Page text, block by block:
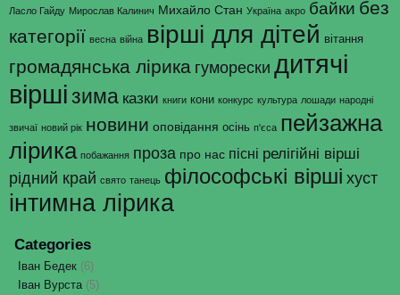
Ласло Гайду Мирослав Калинич Михайло Стан Україна акро байки без
категорії весна війна вірші для дітей вітання
громадянська лірика гуморески дитячі
віршізима казки книги кони конкурс культура лошади народні
звичаї новий рік новини оповідання осінь п'єса пейзажна
лірика побажання проза про нас пісні релігійні вірші
рідний край свято танець філософські вірші хуст
інтимна лірика
Categories
Іван Бедек (6)
Іван Вурста (5)